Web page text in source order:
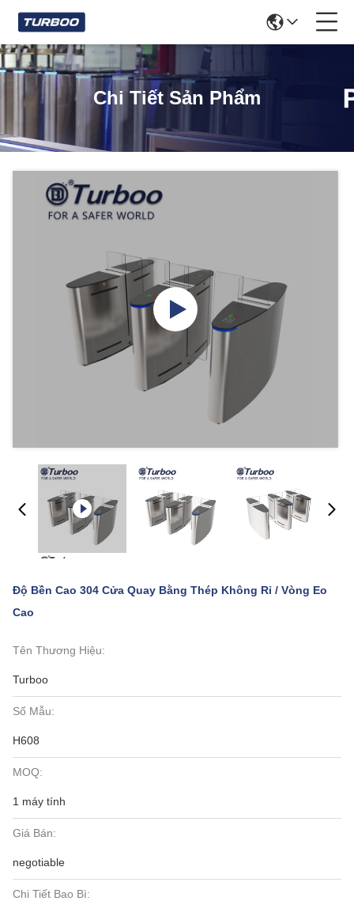
Chi Tiết Sản Phẩm
Độ Bền Cao 304 Cửa Quay Bằng Thép Không Rỉ / Vòng Eo
Cao
Tên Thương Hiệu:
Turboo
Số Mẫu:
H608
MOQ:
1 máy tính
Giá Bán:
negotiable
Chi Tiết Bao Bì: